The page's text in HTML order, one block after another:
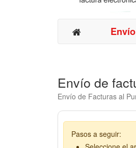
Envío
Envío de
Envío de Facturas al
Pasos a seguir: